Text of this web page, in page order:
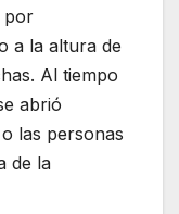
por
a la altura de
Al tiempo
abrió
las personas
de la